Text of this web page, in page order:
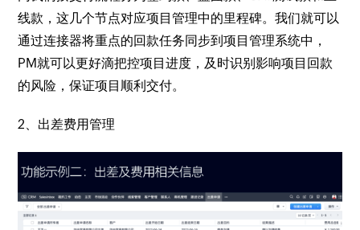
线款，这几个节点对应项目管理中的里程碑。我们就可以
通过连接器将重点的回款任务同步到项目管理系统中，
PM就可以更好滴把控项目进度，及时识别影响项目回款
的风险，保证项目顺利交付。
2、出差费用管理